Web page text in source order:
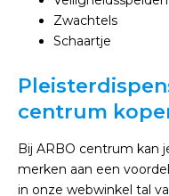
Zwachtels
Schaartje
centrum
Bij ARBO centrum kan
merken aan een
in onze webwinkel tal